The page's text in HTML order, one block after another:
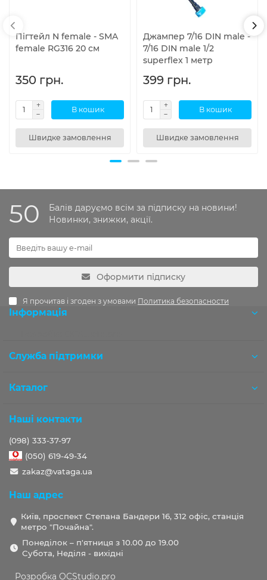
Пігтейл N female - SMA
female RG316 20 см
350 грн.
В кошик
Швидке замовлення
Джампер 7/16 DIN male -
7/16 DIN male 1/2
superflex 1 метр
399 грн.
В кошик
Швидке замовлення
50
Балів даруємо всім за підписку на новини!
Новинки, знижки, акції.
Оформити підписку
Я прочитав і згоден з умовами Политика безопасности
Інформація
Служба підтримки
Каталог
Наші контакти
(098) 333-37-97
(050) 619-49-34
zakaz@vataga.ua
Наш адрес
Київ, проспект Степана Бандери 16, 312 офіс, станція
метро "Почайна".
Понеділок – п'ятниця з 10.00 до 19.00
Субота, Неділя - вихідні
Розробка OCStudio.pro